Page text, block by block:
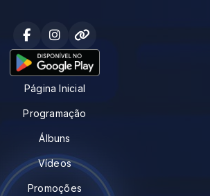
Página Inicial
Programação
Álbuns
Vídeos
Promoções